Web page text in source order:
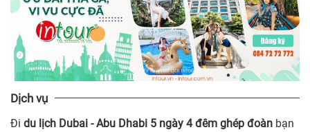
Dịch vụ
Đi du lịch Dubai - Abu Dhabi 5 ngày 4 đêm ghép đoàn bạn